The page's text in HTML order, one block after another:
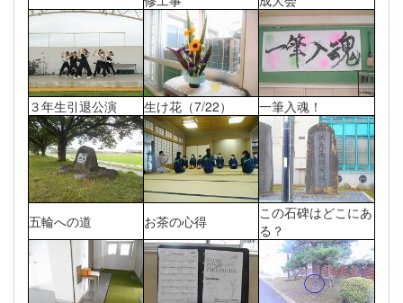
３年生引退公演 生け花（7/22） 一筆入魂！
五輪への道 お茶の心得
この石碑はどこにあ
る？